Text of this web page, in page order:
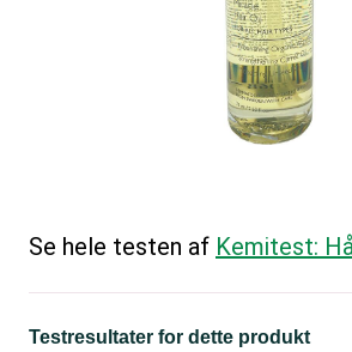
Se hele testen af Kemitest:
Testresultater for dette produkt